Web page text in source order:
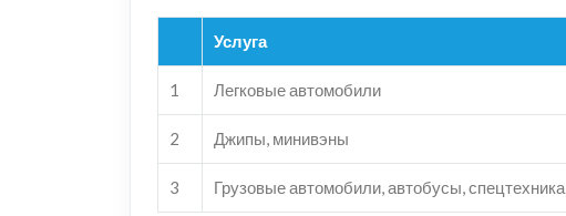
Услуга
1 Легковые автомобили
2 Джипы, минивэны
3 Грузовые автомобили, автобусы, спецтехника